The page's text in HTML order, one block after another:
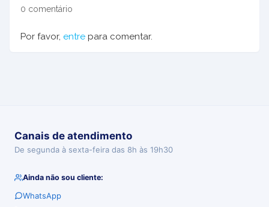
0 comentário
Por favor, entre para comentar.
Canais de atendimento
De segunda à sexta-feira das 8h às 19h30
Ainda não sou cliente:
WhatsApp